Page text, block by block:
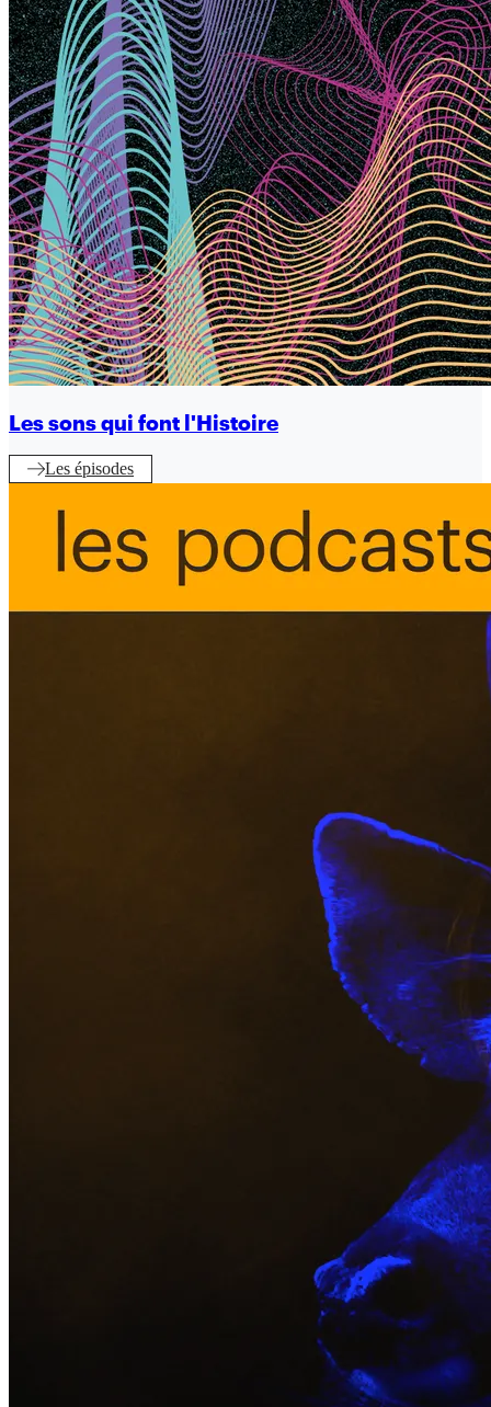
Les sons qui font l'Histoire
Les épisodes